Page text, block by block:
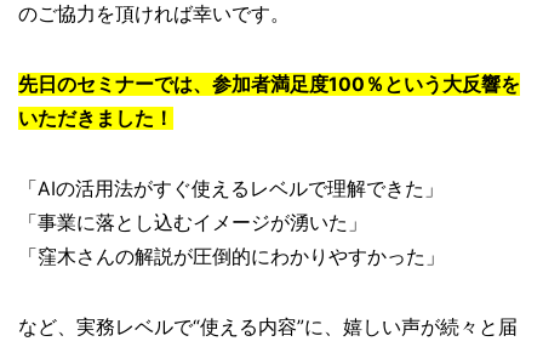
のご協力を頂ければ幸いです。
先日のセミナーでは、参加者満足度100％という大反響を
いただきました！
「AIの活用法がすぐ使えるレベルで理解できた」
「事業に落とし込むイメージが湧いた」
「窪木さんの解説が圧倒的にわかりやすかった」
など、実務レベルで“使える内容”に、嬉しい声が続々と届